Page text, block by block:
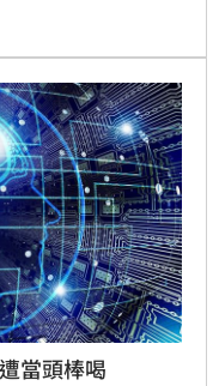
揭蘋果內部權限
時撤銷應屬蘋果內
法律團隊不僅搞混
毫無進展後突然提
涉及商業機密與AI
據陸續曝光，後續
當頭棒喝